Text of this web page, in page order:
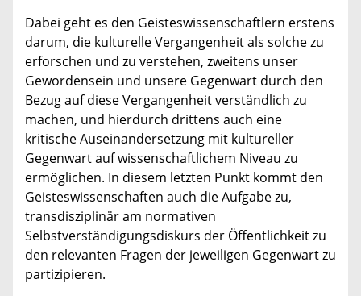
Dabei geht es den Geisteswissenschaftlern erstens
darum, die kulturelle Vergangenheit als solche zu
erforschen und zu verstehen, zweitens unser
Gewordensein und unsere Gegenwart durch den
Bezug auf diese Vergangenheit verständlich zu
machen, und hierdurch drittens auch eine
kritische Auseinandersetzung mit kultureller
Gegenwart auf wissenschaftlichem Niveau zu
ermöglichen. In diesem letzten Punkt kommt den
Geisteswissenschaften auch die Aufgabe zu,
transdisziplinär am normativen
Selbstverständigungsdiskurs der Öffentlichkeit zu
den relevanten Fragen der jeweiligen Gegenwart zu
partizipieren.